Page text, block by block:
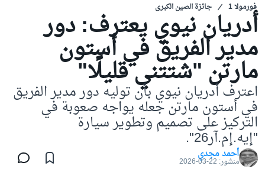
فورمولا 1 جائزة الصين الكبرى
أدريان نيوي يعترف: دور
مدير الفريق في أستون
مارتن "شتتني قليلًا"
اعترف أدريان نيوي بأن توليه دور مدير الفريق
في أستون مارتن جعله يواجه صعوبة في
التركيز على تصميم وتطوير سيارة
"إيه.إم.آر26".
أحمد مجدي
منشور: 22-03-2026